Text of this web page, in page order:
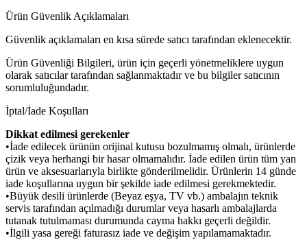
Ürün Güvenlik Açıklamaları
Güvenlik açıklamaları en kısa sürede satıcı tarafından eklenecektir.
Ürün Güvenliği Bilgileri, ürün için geçerli yönetmeliklere uygun
olarak satıcılar tarafından sağlanmaktadır ve bu bilgiler satıcının
sorumluluğundadır.
İptal/İade Koşulları
Dikkat edilmesi gerekenler
•İade edilecek ürünün orijinal kutusu bozulmamış olmalı, ürünlerde
çizik veya herhangi bir hasar olmamalıdır. İade edilen ürün tüm yan
ürün ve aksesuarlarıyla birlikte gönderilmelidir. Ürünlerin 14 günde
iade koşullarına uygun bir şekilde iade edilmesi gerekmektedir.
•Büyük desili ürünlerde (Beyaz eşya, TV vb.) ambalajın teknik
servis tarafından açılmadığı durumlar veya hasarlı ambalajlarda
tutanak tutulmaması durumunda cayma hakkı geçerli değildir.
•İlgili yasa gereği faturasız iade ve değişim yapılamamaktadır.